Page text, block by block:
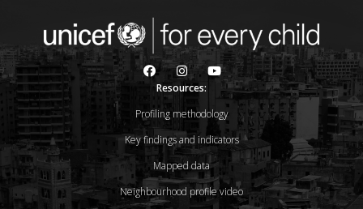
Resources:
Profiling methodology
Key findings and indicators
Mapped data
Neighbourhood profile video